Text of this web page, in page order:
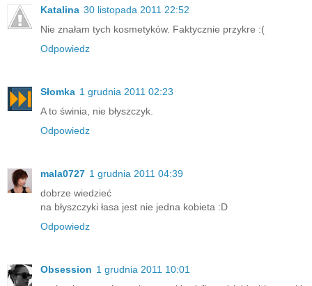
Katalina 30 listopada 2011 22:52
Nie znałam tych kosmetyków. Faktycznie przykre :(
Odpowiedz
Słomka 1 grudnia 2011 02:23
A to świnia, nie błyszczyk.
Odpowiedz
mala0727 1 grudnia 2011 04:39
dobrze wiedzieć
na błyszczyki łasa jest nie jedna kobieta :D
Odpowiedz
Obsession 1 grudnia 2011 10:01